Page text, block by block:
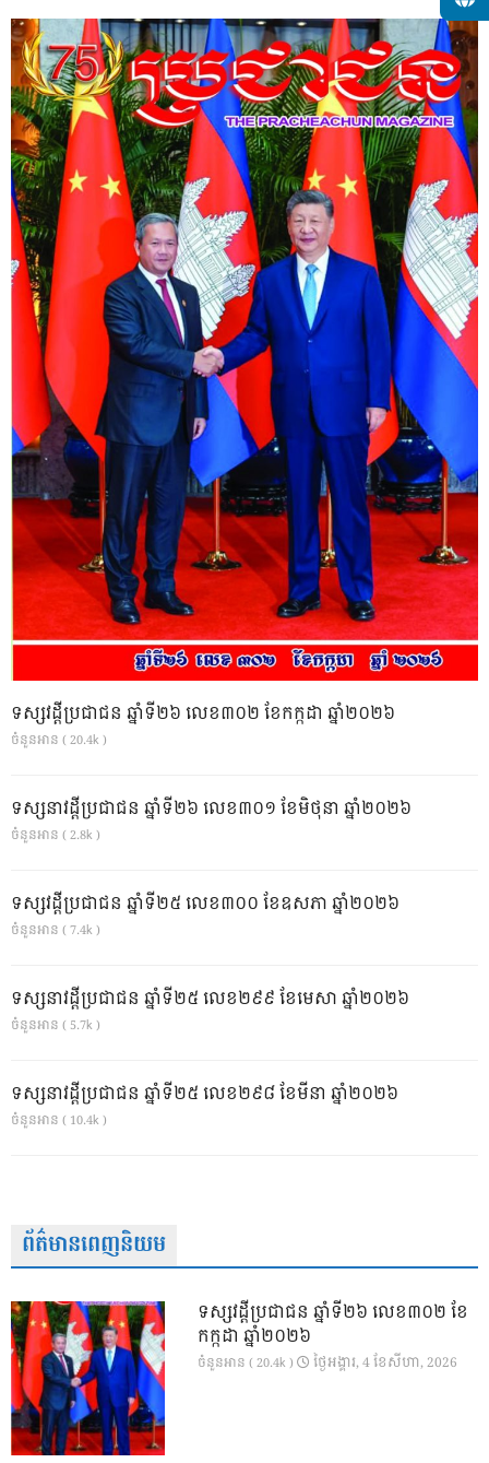
ទស្សវដ្តីប្រជាជន ឆ្នាំទី២៦ លេខ៣០២ ខែកក្កដា ឆ្នាំ២០២៦
ចំនួនអាន ( 20.4k )
ទស្សនាវដ្ដីប្រជាជន ឆ្នាំទី២៦ លេខ៣០១ ខែមិថុនា ឆ្នាំ២០២៦
ចំនួនអាន ( 2.8k )
ទស្សវដ្តីប្រជាជន ឆ្នាំទី២៥ លេខ៣០០ ខែឧសភា ឆ្នាំ២០២៦
ចំនួនអាន ( 7.4k )
ទស្សនាវដ្ដីប្រជាជន ឆ្នាំទី២៥ លេខ២៩៩ ខែមេសា ឆ្នាំ២០២៦
ចំនួនអាន ( 5.7k )
ទស្សនាវដ្ដីប្រជាជន ឆ្នាំទី២៥ លេខ២៩៨ ខែមីនា ឆ្នាំ២០២៦
ចំនួនអាន ( 10.4k )
ព័ត៌មានពេញនិយម
ទស្សវដ្តីប្រជាជន ឆ្នាំទី២៦ លេខ៣០២ ខែ
កក្កដា ឆ្នាំ២០២៦
ចំនួនអាន ( 20.4k ) ថ្ងៃ​អង្គារ, 4 ខែ​សីហា, 2026